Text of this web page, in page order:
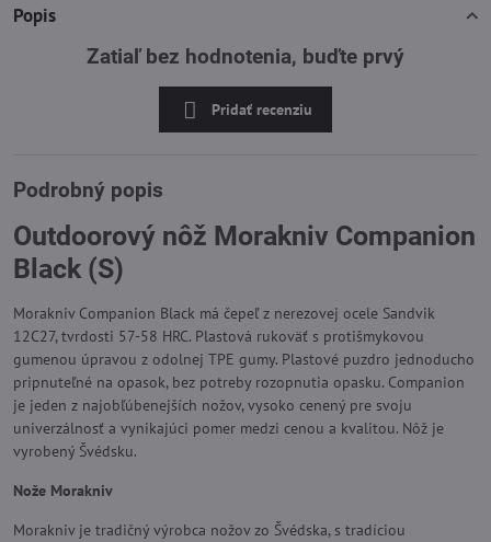
Popis
Zatiaľ bez hodnotenia, buďte prvý
Pridať recenziu
Podrobný popis
Outdoorový nôž Morakniv Companion
Black (S)
Morakniv Companion Black má čepeľ z nerezovej ocele Sandvik
12C27, tvrdosti 57-58 HRC. Plastová rukoväť s protišmykovou
gumenou úpravou z odolnej TPE gumy. Plastové puzdro jednoducho
pripnuteľné na opasok, bez potreby rozopnutia opasku. Companion
je jeden z najobľúbenejších nožov, vysoko cenený pre svoju
univerzálnosť a vynikajúci pomer medzi cenou a kvalitou. Nôž je
vyrobený Švédsku.
Nože Morakniv
Morakniv je tradičný výrobca nožov zo Švédska, s tradíciou